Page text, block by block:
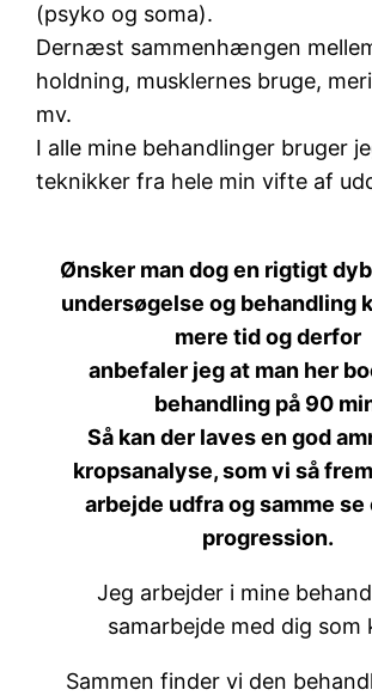
(psyko og soma).
Dernæst sammenhængen
holdning, musklernes bruge,
mv.
I alle mine behandlinger bruger
teknikker fra hele min vifte af
Ønsker man dog en rigtigt
undersøgelse og behandling
mere tid og derfor
anbefaler jeg at man her
behandling på 90
Så kan der laves en god
kropsanalyse, som vi så
arbejde udfra og samme se
progression.
Jeg arbejder i mine
samarbejde med dig som
Sammen finder vi den